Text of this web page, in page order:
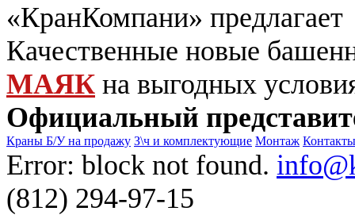
«КранКомпани» предлагает
Качественные новые
МАЯК на выгодных
Официальный
Краны Б/У на продажу З\ч и комплектующие Монтаж Контакты
Error: block not found.
(812) 294-97-15